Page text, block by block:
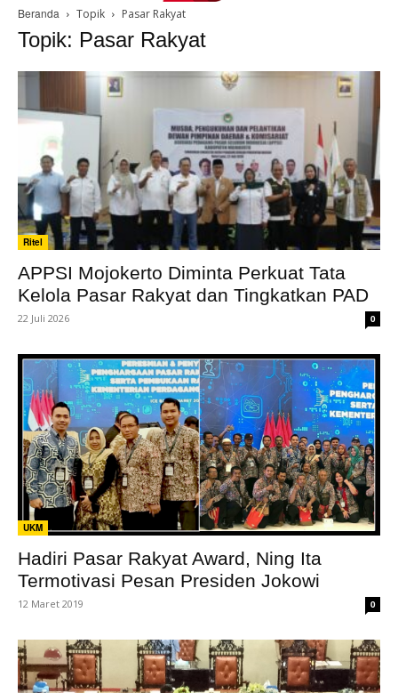
Beranda Topik Pasar Rakyat
Topik: Pasar Rakyat
Ritel
APPSI Mojokerto Diminta Perkuat Tata
Kelola Pasar Rakyat dan Tingkatkan PAD
22 Juli 2026 0
UKM
Hadiri Pasar Rakyat Award, Ning Ita
Termotivasi Pesan Presiden Jokowi
12 Maret 2019 0